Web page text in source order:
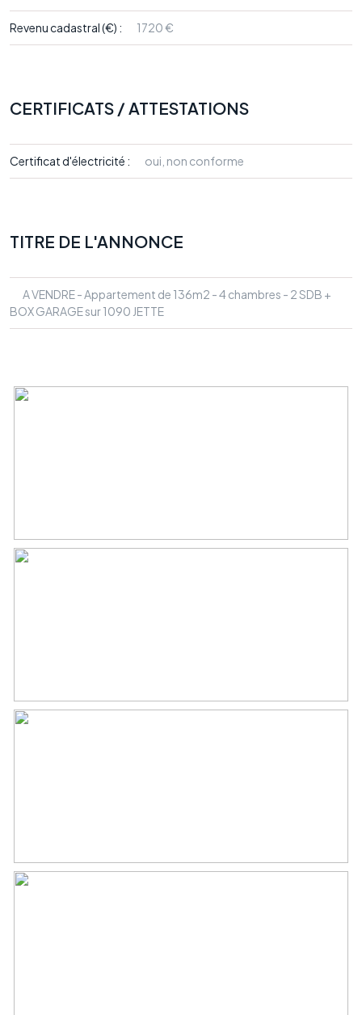
Revenu cadastral (€) : 1720 €
CERTIFICATS / ATTESTATIONS
Certificat d'électricité : oui, non conforme
TITRE DE L'ANNONCE
A VENDRE - Appartement de 136m2 - 4 chambres - 2 SDB +
BOX GARAGE sur 1090 JETTE